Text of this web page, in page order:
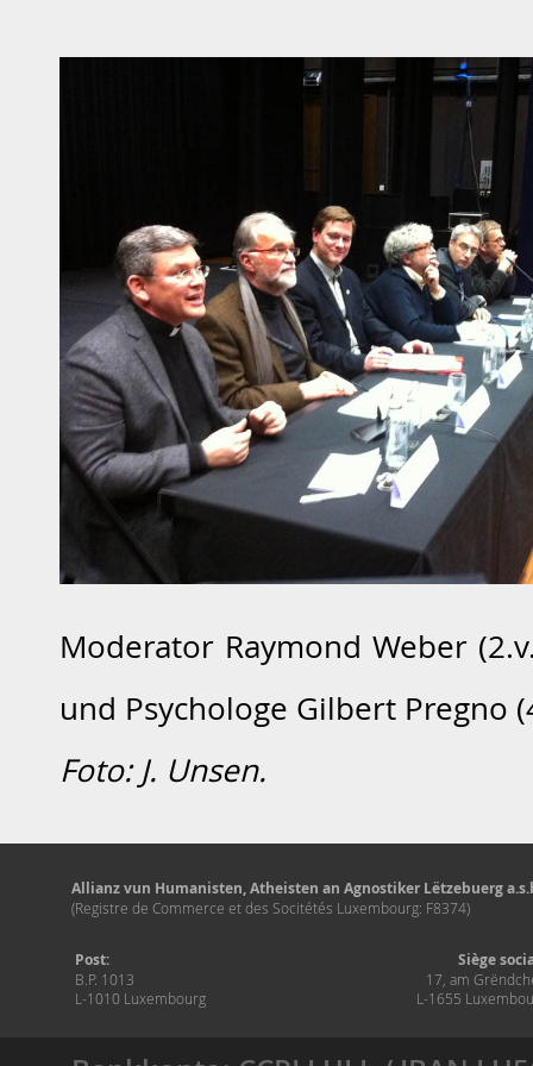
Moderator Raymond Weber
und Psychologe Gilbert Pregno
Foto: J. Unsen.
Allianz vun Humanisten, Atheisten an Agnostiker Lëtzebuerg
(Registre de Commerce et des Socitétés Luxembourg: F8374)
Post:
B.P. 1013
L-1010 Luxembourg
Siège
17, am
L-1655